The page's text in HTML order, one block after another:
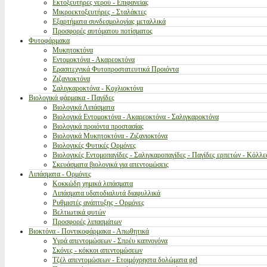
Εκτοξευτήρες νερού - Επιφανείας
Μικροεκτοξευτήρες - Σταλάκτες
Εξαρτήματα συνδεσμολογίας μεταλλικά
Προσφορές αυτόματου ποτίσματος
Φυτοφάρμακα
Μυκητοκτόνα
Εντομοκτόνα - Ακαρεοκτόνα
Ερασιτεχνικά Φυτοπροστατευτικά Προιόντα
Ζιζανιοκτόνα
Σαλιγκαροκτόνα - Κοχλιοκτόνα
Βιολογικά φάρμακα - Παγίδες
Βιολογικά Λιπάσματα
Βιολογικά Εντομοκτόνα - Ακαρεοκτόνα - Σαλιγκαροκτόνα
Βιολογικά προιόντα προστασίας
Βιολογικά Μυκητοκτόνα - Ζιζανιοκτόνα
Βιολογικές Φυτικές Ορμόνες
Βιολογικές Εντομοπαγίδες - Σαλιγκαροπαγίδες - Παγίδες ερπετών -
Σκευάσματα βιολογικά για απεντομώσεις
Λιπάσματα - Ορμόνες
Κοκκώδη χημικά λιπάσματα
Λιπάσματα υδατοδιαλυτά διαφυλλικά
Ρυθμιστές ανάπτυξης - Ορμόνες
Βελτιωτικά φυτών
Προσφορές λιπασμάτων
Βιοκτόνα - Ποντικοφάρμακα - Απωθητικά
Υγρά απεντομώσεων - Σπρέυ καπνογόνα
Σκόνες - κόκκοι απεντομώσεων
Τζέλ απεντομώσεων - Ετοιμόχρηστα δολώματα gel